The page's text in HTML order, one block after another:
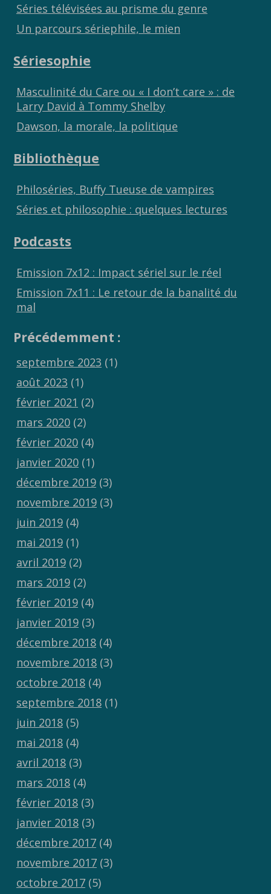
Séries télévisées au prisme du genre
Un parcours sériephile, le mien
Sériesophie
Masculinité du Care ou « I don’t care » : de
Larry David à Tommy Shelby
Dawson, la morale, la politique
Bibliothèque
Philoséries, Buffy Tueuse de vampires
Séries et philosophie : quelques lectures
Podcasts
Emission 7x12 : Impact sériel sur le réel
Emission 7x11 : Le retour de la banalité du
mal
Précédemment :
septembre 2023 (1)
août 2023 (1)
février 2021 (2)
mars 2020(2)
février 2020(4)
janvier 2020(1)
décembre 2019(3)
novembre 2019(3)
juin 2019(4)
mai 2019(1)
avril 2019(2)
mars 2019(2)
février 2019(4)
janvier 2019(3)
décembre 2018(4)
novembre 2018(3)
octobre 2018(4)
septembre 2018(1)
juin 2018(5)
mai 2018(4)
avril 2018(3)
mars 2018(4)
février 2018(3)
janvier 2018(3)
décembre 2017(4)
novembre 2017(3)
octobre 2017(5)